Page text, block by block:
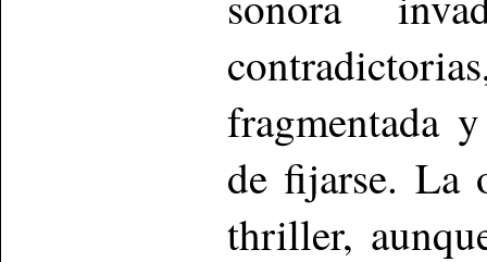
fragmentada
de fijarse. La
thriller,